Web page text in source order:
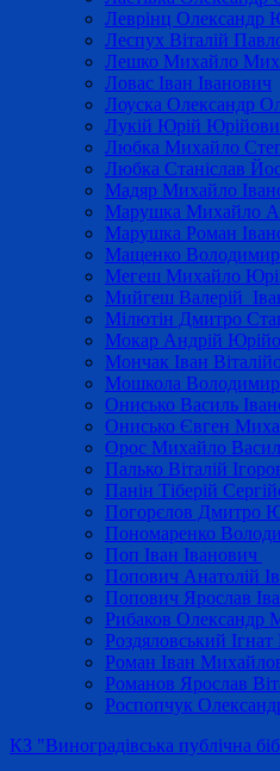
Леврінц Олександр
Леспух Віталій
Лешко Михайло
Ловас Іван Іванович
Лоуска Олександр
Лукій Юрій
Любка Михайло
Любка Станіслав
Мадяр Михайло
Марушка Михайло
Марушка Роман
Мащенко Володимир
Мегеш Михайло
Мийгеш Валерій
Мілютін Дмитро
Мокар Андрій
Мончак Іван
Мошкола
Онисько Василь
Онисько Євген
Орос Михайло
Палько Віталій
Панін Тіберій
Погорєлов Дмитро
Пономаренко
Поп Іван Іванович
Попович Анатолій
Попович Ярослав
Рибаков Олександр
Роздяловський Ігнат
Роман Іван
Романов Ярослав
Роспопчук
КЗ "Виноградівська публічна